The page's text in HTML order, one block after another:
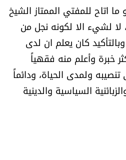
اتاح للمفتي الممتاز الشيخ
لا لشيء الا لكونه نجل من
كان يعلم ان لدى
خبرة وأعلم منه فقهياً
ولمدى الحياة، ودائماً
السياسية والدينية